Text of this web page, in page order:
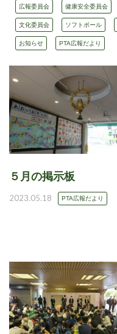
広報委員会 健康安全委員会
文化委員会 ソフトボール
お知らせ PTA広報だより
５月の掲示板
2023.05.18 PTA広報だより